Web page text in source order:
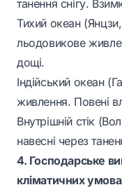
танення снігу.
Тихий океан
льодовикове
дощі.
Індійський океан
живлення. Повені
Внутрішній стік
навесні через
4. Господарське
кліматичних